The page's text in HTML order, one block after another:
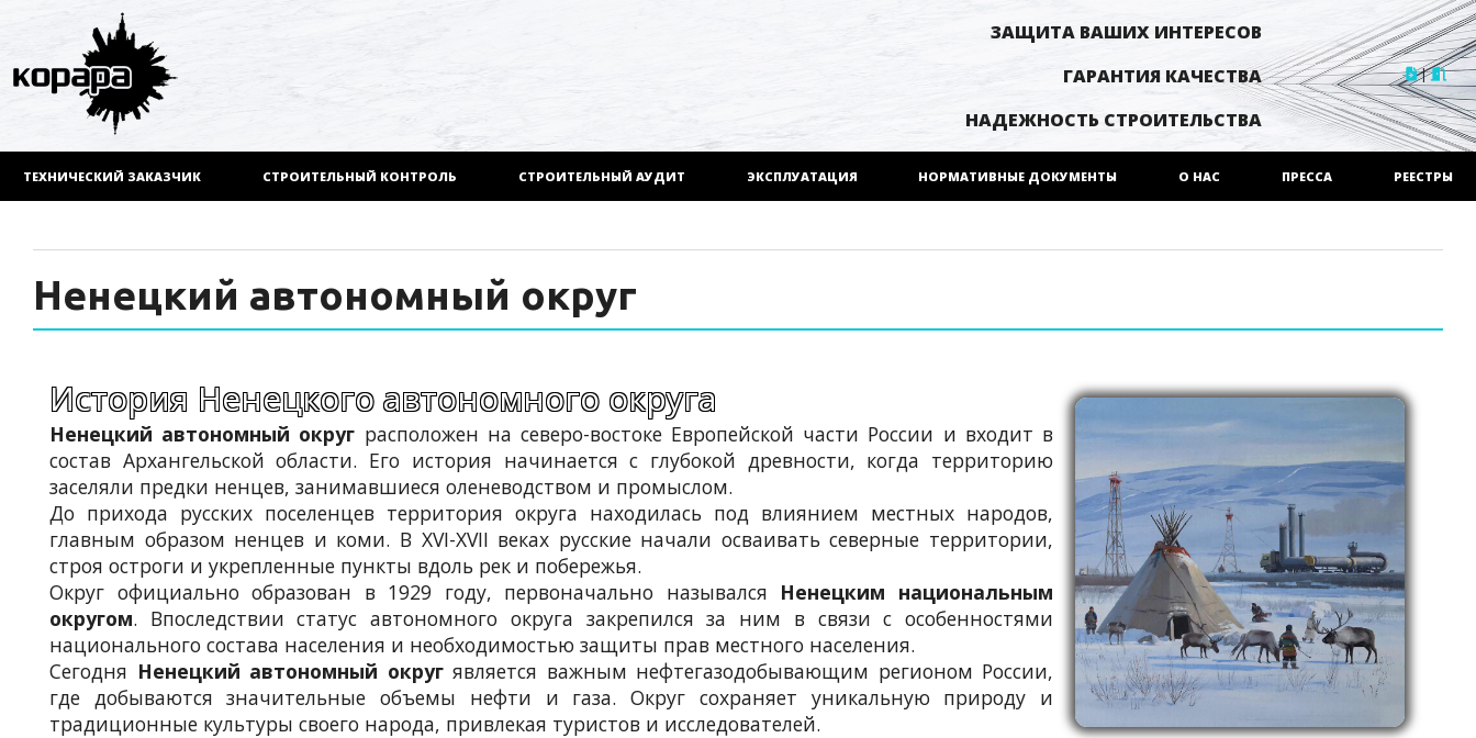
ЗАЩИТА ВАШИХ ИНТЕРЕСОВ
ГАРАНТИЯ КАЧЕСТВА
НАДЕЖНОСТЬ СТРОИТЕЛЬСТВА
|
ТЕХНИЧЕСКИЙ ЗАКАЗЧИК СТРОИТЕЛЬНЫЙ КОНТРОЛЬ СТРОИТЕЛЬНЫЙ АУДИТ ЭКСПЛУАТАЦИЯ НОРМАТИВНЫЕ ДОКУМЕНТЫ О НАС ПРЕССА РЕЕСТРЫ
Ненецкий автономный округ
История Ненецкого автономного округа
Ненецкий автономный округ расположен на северо-востоке Европейской части России и входит в
состав Архангельской области. Его история начинается с глубокой древности, когда территорию
заселяли предки ненцев, занимавшиеся оленеводством и промыслом.
До прихода русских поселенцев территория округа находилась под влиянием местных народов,
главным образом ненцев и коми. В XVI-XVII веках русские начали осваивать северные территории,
строя остроги и укрепленные пункты вдоль рек и побережья.
Округ официально образован в 1929 году, первоначально назывался Ненецким национальным
округом. Впоследствии статус автономного округа закрепился за ним в связи с особенностями
национального состава населения и необходимостью защиты прав местного населения.
Сегодня Ненецкий автономный округявляется важным нефтегазодобывающим регионом России,
где добываются значительные объемы нефти и газа. Округ сохраняет уникальную природу и
традиционные культуры своего народа, привлекая туристов и исследователей.